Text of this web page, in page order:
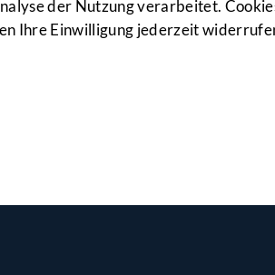
der Nutzung verarbeitet.
Ihre Einwilligung jederzeit